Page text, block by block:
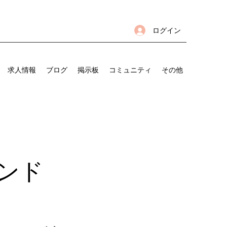
ログイン
求人情報 ブログ 掲示板 コミュニティ その他
ド